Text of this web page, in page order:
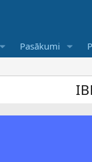
Pasākumi
ir tikai